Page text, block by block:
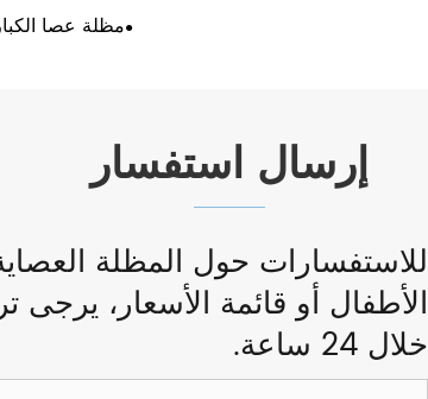
مظلة عصا
إرسال استفسار
للاستفسارات حول المظلة
الأطفال أو قائمة الأسعار،
خلال 24 ساعة.